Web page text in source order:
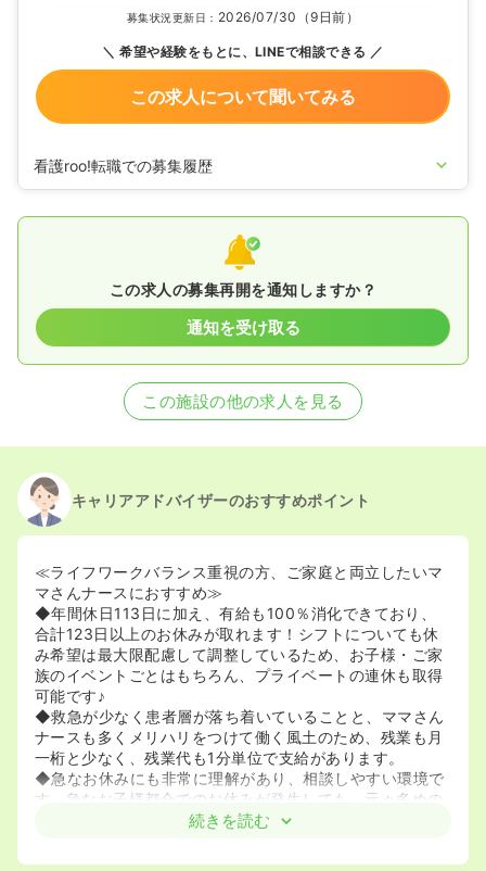
募集状況更新日： 2026/07/30（9日前）
希望や経験をもとに、LINEで相談できる
この求人について聞いてみる
看護roo!転職での募集履歴
この求人の募集再開を通知しますか？
通知を受け取る
この施設の他の求人を見る
キャリアアドバイザーのおすすめポイント
≪ライフワークバランス重視の方、ご家庭と両立したいマ
マさんナースにおすすめ≫
◆年間休日113日に加え、有給も100％消化できており、
合計123日以上のお休みが取れます！シフトについても休
み希望は最大限配慮して調整しているため、お子様・ご家
族のイベントごとはもちろん、プライベートの連休も取得
可能です♪
◆救急が少なく患者層が落ち着いていることと、ママさん
ナースも多くメリハリをつけて働く風土のため、残業も月
一桁と少なく、残業代も1分単位で支給があります。
◆急なお休みにも非常に理解があり、相談しやすい環境で
す。急なお子様都合でのお休みが発生しても、元々多めの
人数を配置しており現場があたふたする様子は1回も見たこ
いるため、そもそもの看護師母数が多く、代わりに入れる
続きを読む